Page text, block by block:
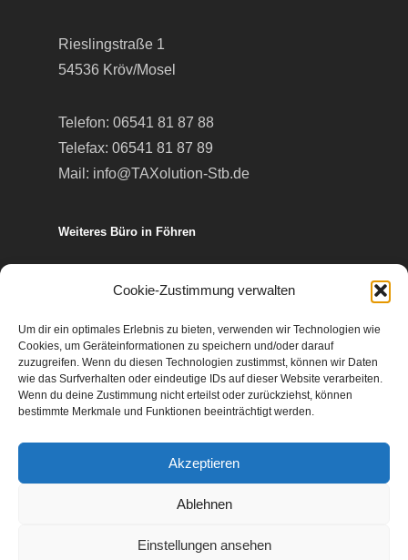
Cookie-Zustimmung verwalten
Um dir ein optimales Erlebnis zu bieten, verwenden wir Technologien wie
Cookies, um Geräteinformationen zu speichern und/oder darauf
zuzugreifen. Wenn du diesen Technologien zustimmst, können wir Daten
wie das Surfverhalten oder eindeutige IDs auf dieser Website verarbeiten.
Wenn du deine Zustimmung nicht erteilst oder zurückziehst, können
bestimmte Merkmale und Funktionen beeinträchtigt werden.
Akzeptieren
Ablehnen
Einstellungen ansehen
Rieslingstraße 1
54536 Kröv/Mosel
Telefon: 06541 81 87 88
Telefax: 06541 81 87 89
Mail: info@TAXolution-Stb.de
Weiteres Büro in Föhren
Telefon: 06502 99 95 80
Telefax: 06502 99 95 899
Mail:info@TAXolution-Stb.de
© 2026 TAXolution Steuern und Recht.